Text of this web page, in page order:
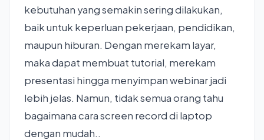
kebutuhan yang semakin sering dilakukan,
baik untuk keperluan pekerjaan, pendidikan,
maupun hiburan. Dengan merekam layar,
maka dapat membuat tutorial, merekam
presentasi hingga menyimpan webinar jadi
lebih jelas. Namun, tidak semua orang tahu
bagaimana cara screen record di laptop
dengan mudah..